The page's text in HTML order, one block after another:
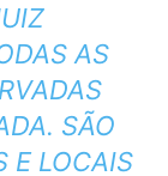
AS
SÃO
E LOCAIS